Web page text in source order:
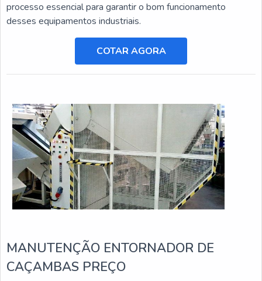
processo essencial para garantir o bom funcionamento
desses equipamentos industriais.
COTAR AGORA
MANUTENÇÃO ENTORNADOR DE
CAÇAMBAS PREÇO